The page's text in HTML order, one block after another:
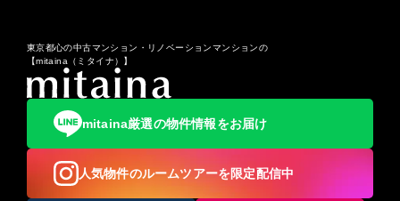
東京都心の中古マンション・リノベーションマンションの
【mitaina（ミタイナ）】
mitaina厳選の物件情報をお届け
人気物件のルームツアーを限定配信中